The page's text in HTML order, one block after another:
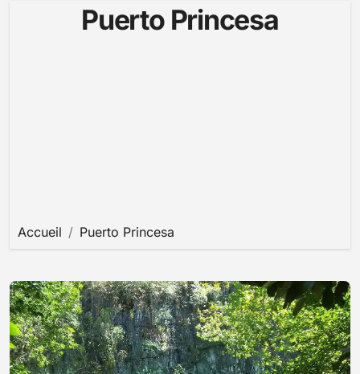
Puerto Princesa
Accueil Puerto Princesa